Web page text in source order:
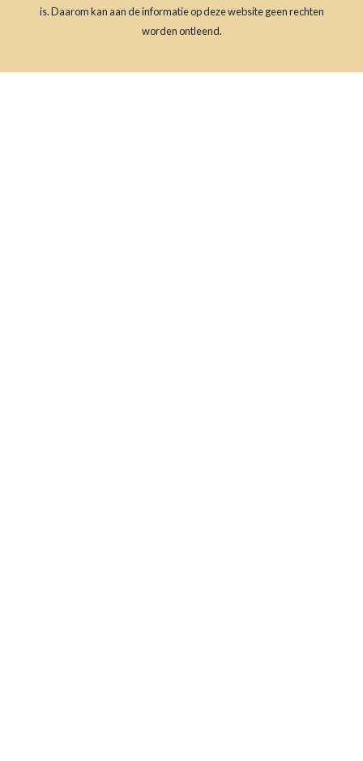
is. Daarom kan aan de informatie op deze website geen rechten
worden ontleend.